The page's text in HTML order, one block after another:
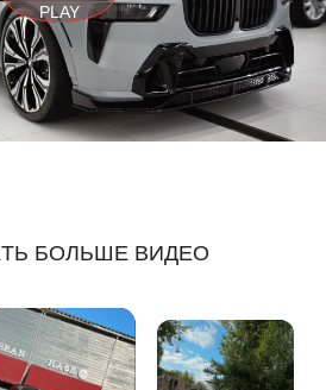
PLAY
БОЛЬШЕ ВИДЕО